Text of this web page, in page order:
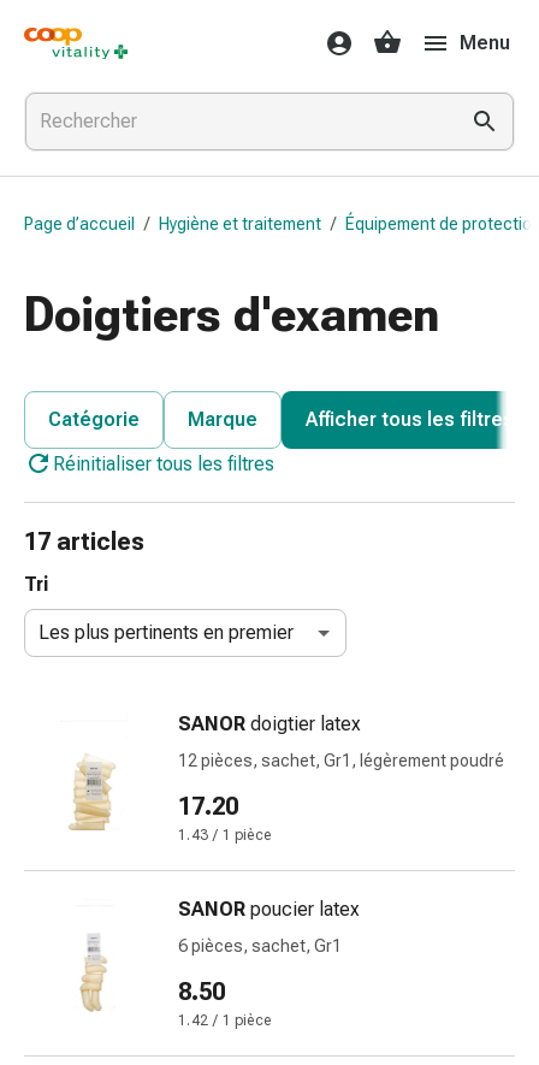
Médicaments
et
santé
Grippe
et
Refroidissement
pour
gorge
Médicaments
grippe
le
Toux
et
accessoires
Mouchoirs
Rhume
Soins
des
Menu
Page d’accueil / Hygiène et traitement / Équipement de
Doigtiers d'examen
Catégorie Marque
Afficher tous les filtres
Réinitialiser tous les filtres
17 articles
Tri
Les plus pertinents en premier
SANOR doigtier latex
12 pièces, sachet, Gr1, légèrement poudré
17.20
1.43 / 1 pièce
SANOR poucier latex
6 pièces, sachet, Gr1
8.50
1.42 / 1 pièce